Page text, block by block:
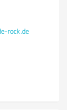
rock.de